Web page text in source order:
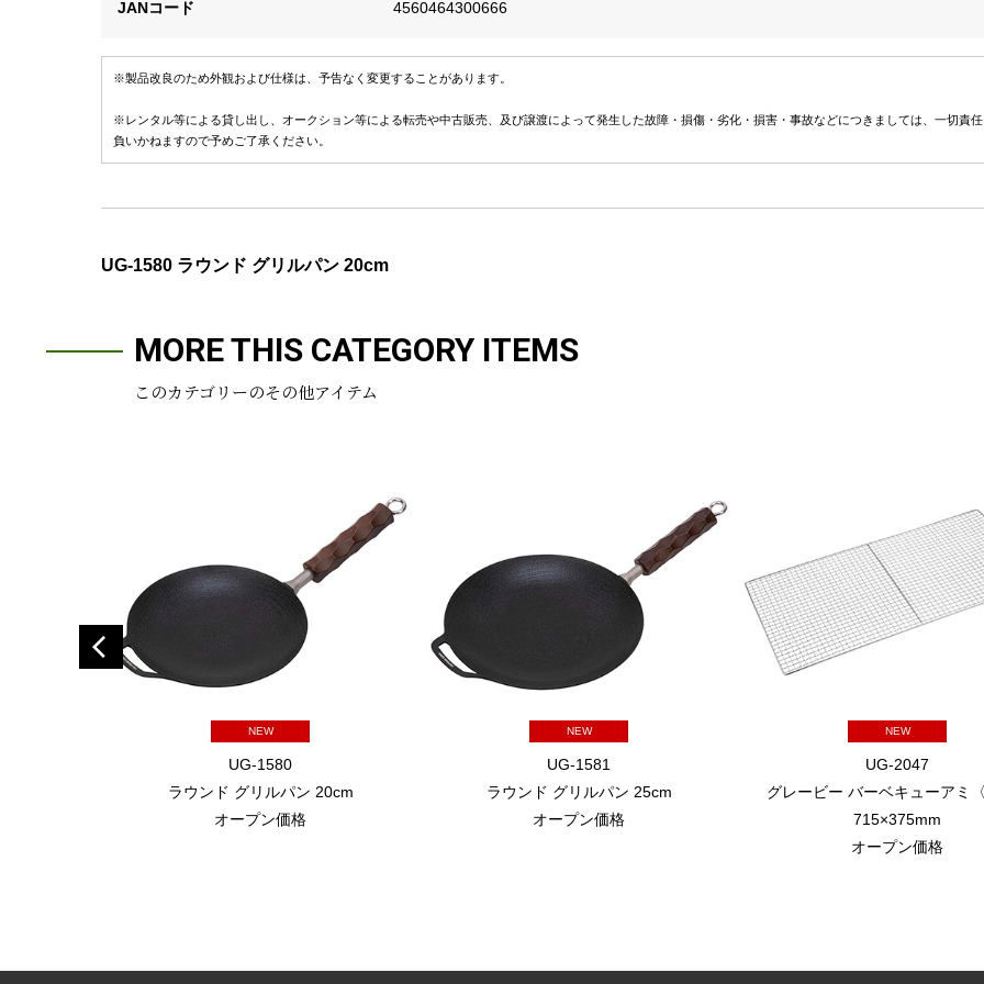
JANコード 4560464300666
※製品改良のため外観および仕様は、予告なく変更することがあります。
※レンタル等による貸し出し、オークション等による転売や中古販売、及び譲渡によって発生した故障・損傷・劣化・損害・事故などにつきましては、一切責
負いかねますので予めご了承ください。
UG-1580 ラウンド グリルパン 20cm
MORE THIS CATEGORY ITEMS
このカテゴリーのその他アイテム
NEW
UG-1580
ラウンド グリルパン 20cm
オープン価格
NEW
UG-1581
ラウンド グリルパン 25cm
オープン価格
NEW
UG-2047
グレービー バーベキューアミ
715×375mm
オープン価格